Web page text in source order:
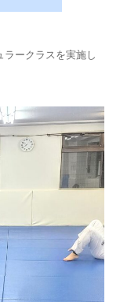
ラークラスを実施し